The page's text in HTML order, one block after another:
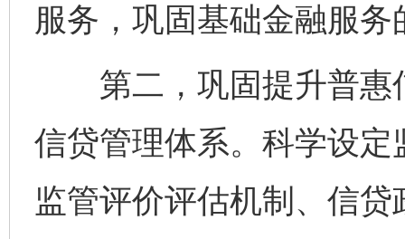
服务，巩固基础金融服
第二，巩固提升普惠
信贷管理体系。科学设
监管评价评估机制、信